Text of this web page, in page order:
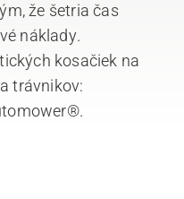
že šetria čas
náklady.
kosačiek na
trávnikov: